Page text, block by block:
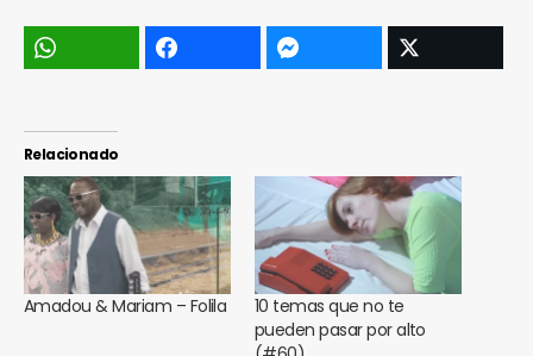
Relacionado
Amadou & Mariam – Folila
10 temas que no te
pueden pasar por alto